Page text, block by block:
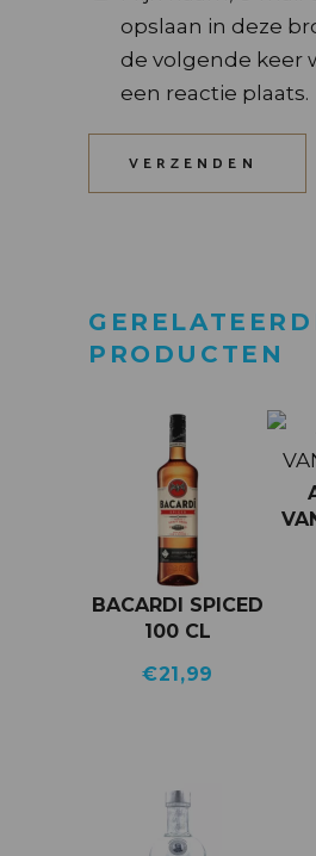
opslaan in deze
de volgende keer
een reactie plaats.
VERZENDEN
PRODUCTEN
BACARDI SPICED
100 CL
€21,99